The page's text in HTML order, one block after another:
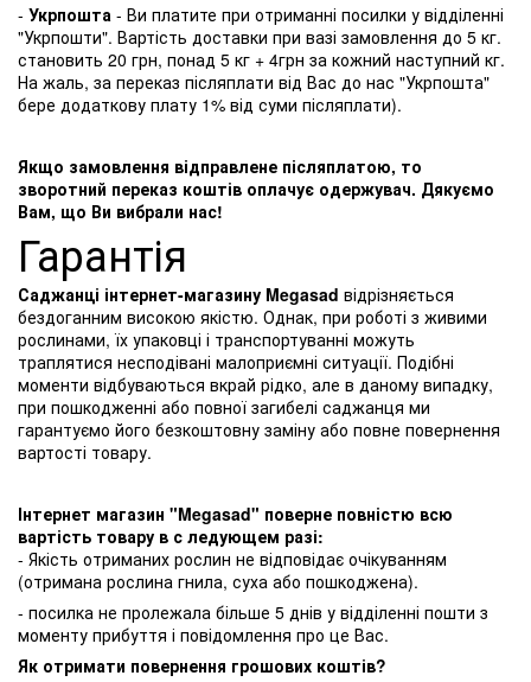
- Укрпошта - Ви платите при отриманні посилки у відділенні
"Укрпошти". Вартість доставки при вазі замовлення до 5 кг.
становить 20 грн, понад 5 кг + 4грн за кожний наступний кг.
На жаль, за переказ післяплати від Вас до нас "Укрпошта"
бере додаткову плату 1% від суми післяплати).
Якщо замовлення відправлене післяплатою, то
зворотний переказ коштів оплачує одержувач. Дякуємо
Вам, що Ви вибрали нас!
Гарантія
Саджанці інтернет-магазину Megasad відрізняється
бездоганним високою якістю. Однак, при роботі з живими
рослинами, їх упаковці і транспортуванні можуть
траплятися несподівані малоприємні ситуації. Подібні
моменти відбуваються вкрай рідко, але в даному випадку,
при пошкодженні або повної загибелі саджанця ми
гарантуємо його безкоштовну заміну або повне повернення
вартості товару.
Інтернет магазин "Megasad" поверне повністю всю
вартість товару в с ледующем разі:
- Якість отриманих рослин не відповідає очікуванням
(отримана рослина гнила, суха або пошкоджена).
- посилка не пролежала більше 5 днів у відділенні пошти з
моменту прибуття і повідомлення про це Вас.
Як отримати повернення грошових коштів?